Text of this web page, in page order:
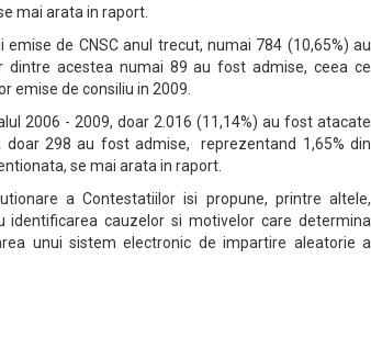
mai arata in raport.
de CNSC anul trecut, numai 784 (10,65%) au
acestea numai 89 au fost admise, ceea ce
emise de consiliu in 2009.
2006 - 2009, doar 2.016 (11,14%) au fost atacate
298 au fost admise, reprezentand 1,65% din
se mai arata in raport.
a Contestatiilor isi propune, printre altele,
cauzelor si motivelor care determina
unui sistem electronic de impartire aleatorie a